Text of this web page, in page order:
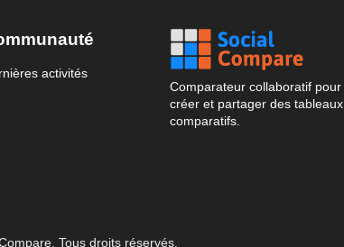
activités
Comparateur collaboratif pour
créer et partager des tableaux
comparatifs.
Tous droits réservés.